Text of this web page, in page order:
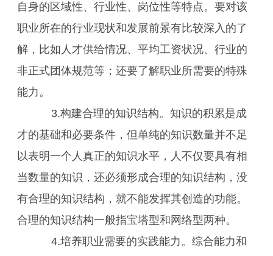
自身的区域性、行业性、岗位性等特点。要对该
职业所在的行业现状和发展前景有比较深入的了
解，比如人才供给情况、平均工资状况、行业的
非正式团体规范等；还要了解职业所需要的特殊
能力。
3.构建合理的知识结构。知识的积累是成
才的基础和必要条件，但单纯的知识数量并不足
以表明一个人真正的知识水平，人不仅要具有相
当数量的知识，还必须形成合理的知识结构，没
有合理的知识结构，就不能发挥其创造的功能。
合理的知识结构一般指宝塔型和网络型两种。
4.培养职业需要的实践能力。综合能力和